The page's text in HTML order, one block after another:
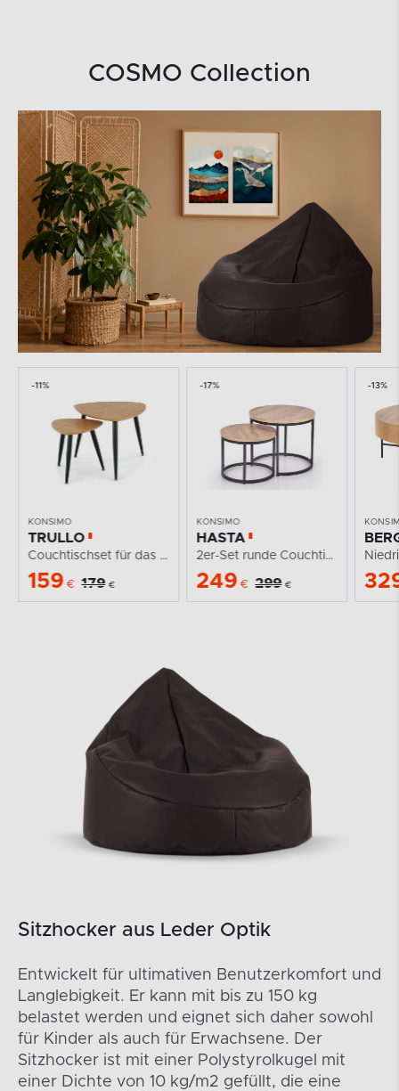
COSMO Collection
-11%
KONSIMO
TRULLO
Couchtischset für das Wohnzimmer
159 € 179 €
-17%
KONSIMO
HASTA
2er-Set runde Couchtische Eiche remo
249 € 299 €
-13%
Sitzhocker aus Leder Optik
Entwickelt für ultimativen Benutzerkomfort und
Langlebigkeit. Er kann mit bis zu 150 kg
belastet werden und eignet sich daher sowohl
für Kinder als auch für Erwachsene. Der
Sitzhocker ist mit einer Polystyrolkugel mit
einer Dichte von 10 kg/m2 gefüllt, die eine